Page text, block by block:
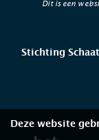
Dit is een
Stichting
Deze website